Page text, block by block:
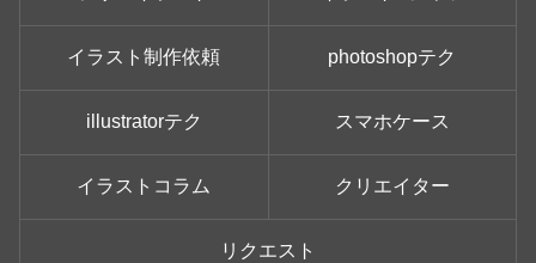
イラスト制作依頼 photoshopテク
illustratorテク スマホケース
イラストコラム クリエイター
リクエスト